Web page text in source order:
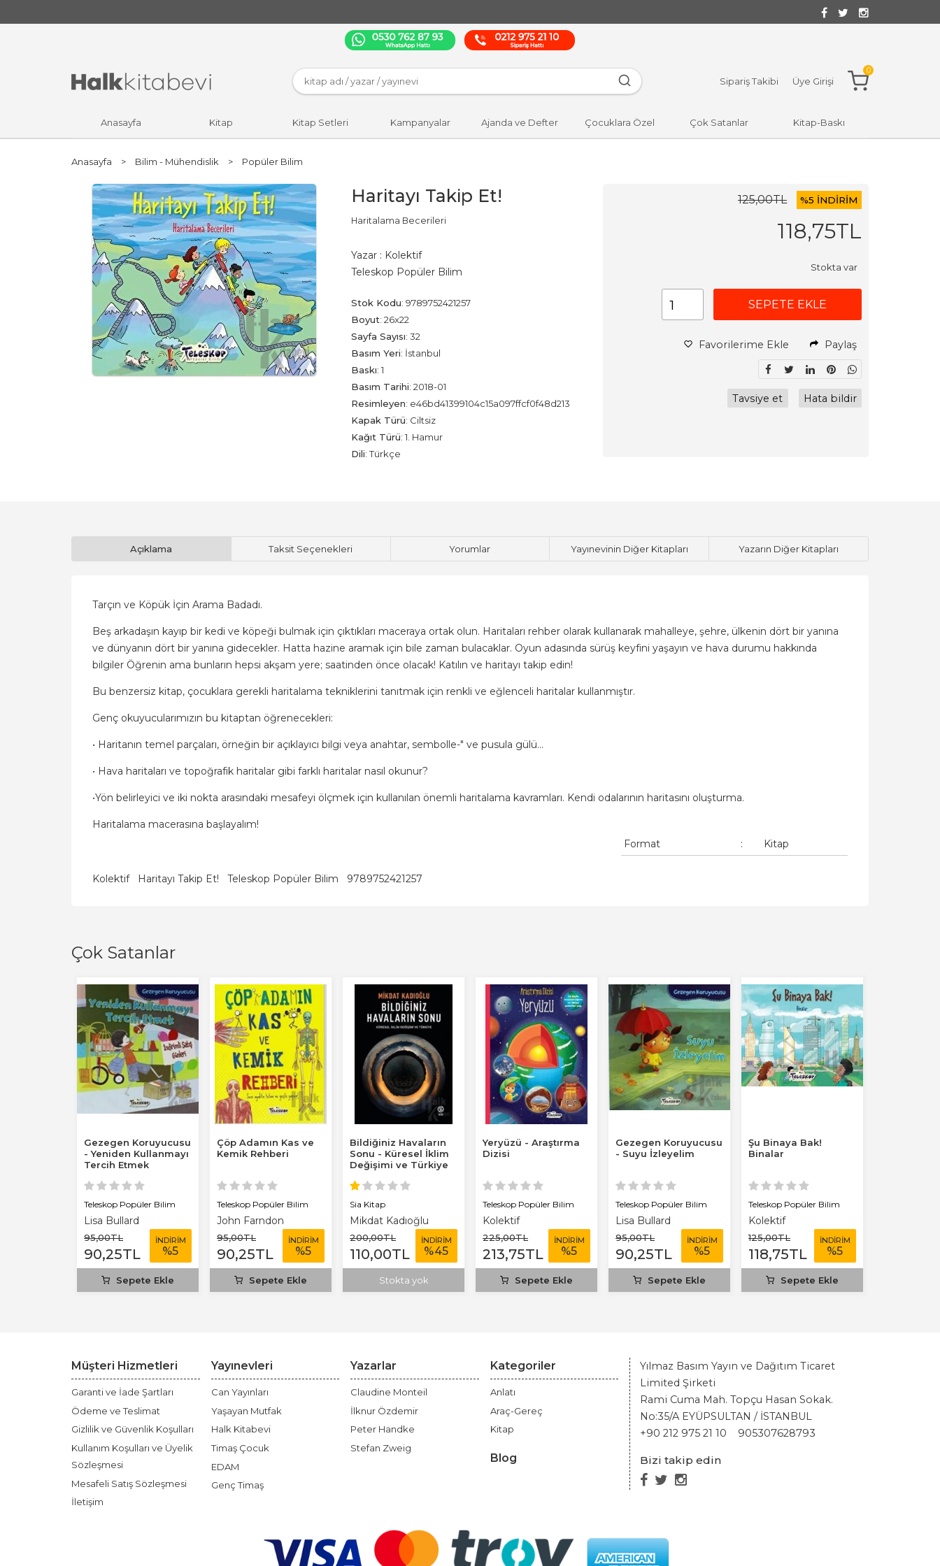
Sipariş Takibi Üye Girişi
0
Anasayfa Kitap Kitap Setleri Kampanyalar Ajanda ve Defter Çocuklara Özel Çok Satanlar Kitap-Baskı
Anasayfa > Bilim - Mühendislik > Popüler Bilim
Haritayı Takip Et!
Haritalama Becerileri
Yazar : Kolektif
Teleskop Popüler Bilim
Stok Kodu: 9789752421257
Boyut: 26x22
Sayfa Sayısı: 32
Basım Yeri: İstanbul
Baskı: 1
Basım Tarihi: 2018-01
Resimleyen: e46bd41399104c15a097ffcf0f48d213
Kapak Türü: Ciltsiz
Kağıt Türü: 1. Hamur
Dili:Türkçe
125,00TL %5 İNDİRİM
118,75TL
Stokta var
SEPETE EKLE
Favorilerime Ekle Paylaş
Tavsiye et Hata bildir
Açıklama Taksit Seçenekleri Yorumlar Yayınevinin Diğer Kitapları Yazarın Diğer Kitapları
Tarçın ve Köpük İçin Arama Badadı.
Beş arkadaşın kayıp bir kedi ve köpeği bulmak için çıktıkları maceraya ortak olun. Haritaları rehber olarak kullanarak mahalleye, şehre, ülkenin dört bir yanına
ve dünyanın dört bir yanına gidecekler. Hatta hazine aramak için bile zaman bulacaklar. Oyun adasında sürüş keyfini yaşayın ve hava durumu hakkında
bilgiler Öğrenin ama bunların hepsi akşam yere; saatinden önce olacak! Katılın ve haritayı takip edin!
Bu benzersiz kitap, çocuklara gerekli haritalama tekniklerini tanıtmak için renkli ve eğlenceli haritalar kullanmıştır.
Genç okuyucularımızın bu kitaptan öğrenecekleri:
• Haritanın temel parçaları, örneğin bir açıklayıcı bilgi veya anahtar, sembolle-" ve pusula gülü...
• Hava haritaları ve topoğrafik haritalar gibi farklı haritalar nasıl okunur?
•Yön belirleyici ve iki nokta arasındaki mesafeyi ölçmek için kullanılan önemli haritalama kavramları. Kendi odalarının haritasını oluşturma.
Haritalama macerasına başlayalım!
Format
: Kitap
Kolektif Haritayı Takip Et! Teleskop Popüler Bilim 9789752421257
Çok Satanlar
Gezegen Koruyucusu
- Yeniden Kullanmayı
Tercih Etmek
Teleskop Popüler Bilim
Lisa Bullard
95,00TL
90,25TL
İNDİRİM
%5
Sepete Ekle
Çöp Adamın Kas ve
Kemik Rehberi
Teleskop Popüler Bilim
John Farndon
95,00TL
90,25TL
İNDİRİM
%5
Sepete Ekle
Bildiğiniz Havaların
Sonu - Küresel İklim
Değişimi ve Türkiye
Sia Kitap
Mikdat Kadıoğlu
200,00TL
110,00TL
İNDİRİM
%45
Stokta yok
Yeryüzü - Araştırma
Dizisi
Teleskop Popüler Bilim
Kolektif
225,00TL
213,75TL
İNDİRİM
%5
Sepete Ekle
Gezegen Koruyucusu
- Suyu İzleyelim
Teleskop Popüler Bilim
Lisa Bullard
95,00TL
90,25TL
İNDİRİM
%5
Sepete Ekle
Şu Binaya Bak!
Binalar
Teleskop Popüler Bilim
Kolektif
125,00TL
118,75TL
İNDİRİM
%5
Sepete Ekle
Müşteri Hizmetleri
Garanti ve İade Şartları
Ödeme ve Teslimat
Gizlilik ve Güvenlik Koşulları
Kullanım Koşulları ve Üyelik
Sözleşmesi
Mesafeli Satış Sözleşmesi
İletişim
Yayınevleri
Can Yayınları
Yaşayan Mutfak
Halk Kitabevi
Timaş Çocuk
EDAM
Genç Timaş
Yazarlar
Claudine Monteil
İlknur Özdemir
Peter Handke
Stefan Zweig
Kategoriler
Anlatı
Araç-Gereç
Kitap
Blog
Yılmaz Basım Yayın ve Dağıtım Ticaret
Limited Şirketi
Rami Cuma Mah. Topçu Hasan Sokak.
No:35/A EYÜPSULTAN / İSTANBUL
+90 212 975 21 10
905307628793
Bizi takip edin